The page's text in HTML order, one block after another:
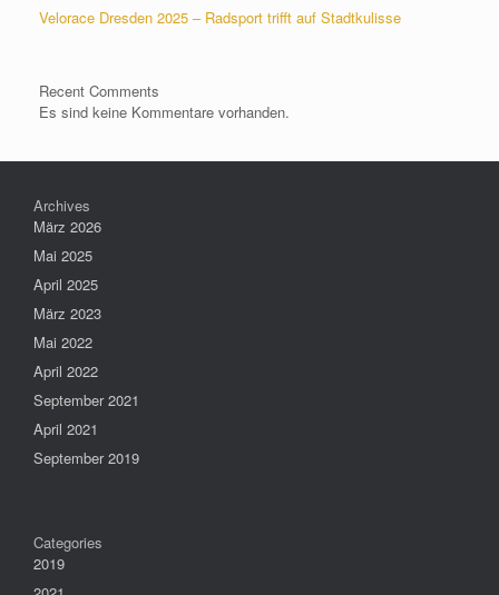
Velorace Dresden 2025 – Radsport trifft auf Stadtkulisse
Recent Comments
Es sind keine Kommentare vorhanden.
Archives
März 2026
Mai 2025
April 2025
März 2023
Mai 2022
April 2022
September 2021
April 2021
September 2019
Categories
2019